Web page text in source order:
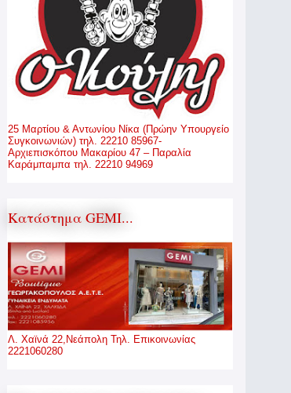
25 Μαρτίου & Αντωνίου Νίκα (Πρώην Υπουργείο
Συγκοινωνιών) τηλ. 22210 85967-
Αρχιεπισκόπου Μακαρίου 47 – Παραλία
Καράμπαμπα τηλ. 22210 94969
Κατάστημα GEMI...
Λ. Χαϊνά 22,Νεάπολη Τηλ. Επικοινωνίας
2221060280